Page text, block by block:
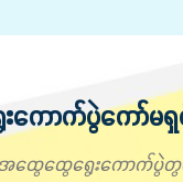
ကောက်ပွဲကော်မ
အထွေထွေရွေးကောက်ပွဲတွ